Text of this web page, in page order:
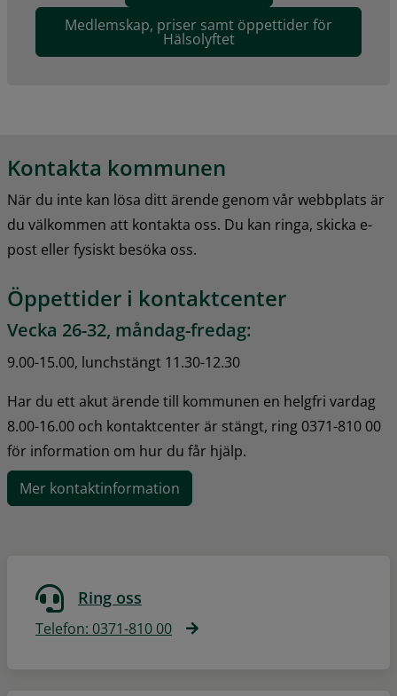
Medlemskap, priser samt öppettider för
Hälsolyftet
Kontakta kommunen
När du inte kan lösa ditt ärende genom vår webbplats är
du välkommen att kontakta oss. Du kan ringa, skicka e-
post eller fysiskt besöka oss.
Öppettider i kontaktcenter
Vecka 26-32, måndag-fredag:
9.00-15.00, lunchstängt 11.30-12.30
Har du ett akut ärende till kommunen en helgfri vardag
8.00-16.00 och kontaktcenter är stängt, ring 0371-810 00
för information om hur du får hjälp.
Mer kontaktinformation
Ring oss
Telefon: 0371-810 00